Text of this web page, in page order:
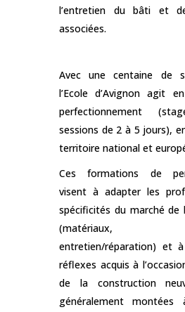
l’entretien du bâti et
associées.
Avec une centaine de
l’Ecole d’Avignon agit
perfectionnement
sessions de 2 à 5 jours),
territoire national et
Ces formations de
visent à adapter les
spécificités du marché de
(matériaux,
entretien/réparation) et
réflexes acquis à
de la construction
généralement montées